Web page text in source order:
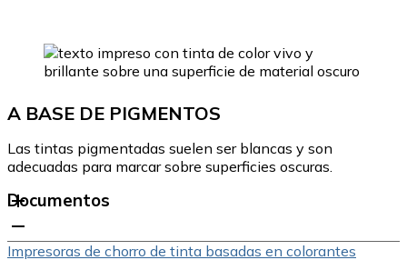
A BASE DE PIGMENTOS
Las tintas pigmentadas suelen ser blancas y son
adecuadas para marcar sobre superficies oscuras.
Documentos
Impresoras de chorro de tinta basadas en colorantes